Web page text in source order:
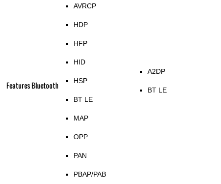
Features Bluetooth
AVRCP
HDP
HFP
HID
HSP
BT LE
MAP
OPP
PAN
PBAP/PAB
A2DP
BT LE